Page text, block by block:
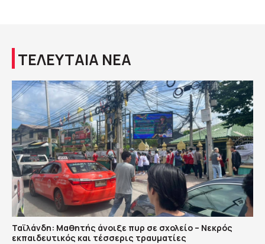
ΤΕΛΕΥΤΑΙΑ ΝΕΑ
Ταϊλάνδη: Μαθητής άνοιξε πυρ σε σχολείο – Νεκρός
εκπαιδευτικός και τέσσερις τραυματίες